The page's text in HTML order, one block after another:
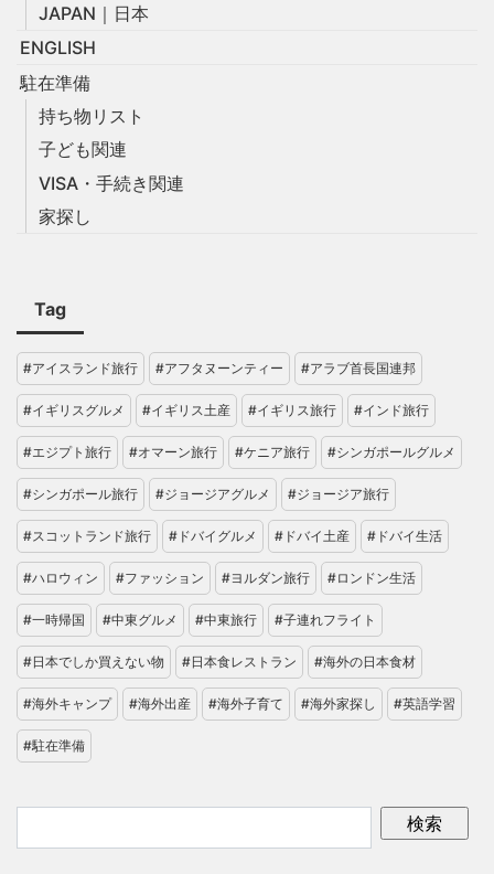
JAPAN｜日本
ENGLISH
駐在準備
持ち物リスト
子ども関連
VISA・手続き関連
家探し
Tag
#アイスランド旅行 #アフタヌーンティー #アラブ首長国連邦
#イギリスグルメ #イギリス土産 #イギリス旅行 #インド旅行
#エジプト旅行 #オマーン旅行 #ケニア旅行 #シンガポールグルメ
#シンガポール旅行 #ジョージアグルメ #ジョージア旅行
#スコットランド旅行 #ドバイグルメ #ドバイ土産 #ドバイ生活
#ハロウィン #ファッション #ヨルダン旅行 #ロンドン生活
#一時帰国 #中東グルメ #中東旅行 #子連れフライト
#日本でしか買えない物 #日本食レストラン #海外の日本食材
#海外キャンプ #海外出産 #海外子育て #海外家探し #英語学習
#駐在準備